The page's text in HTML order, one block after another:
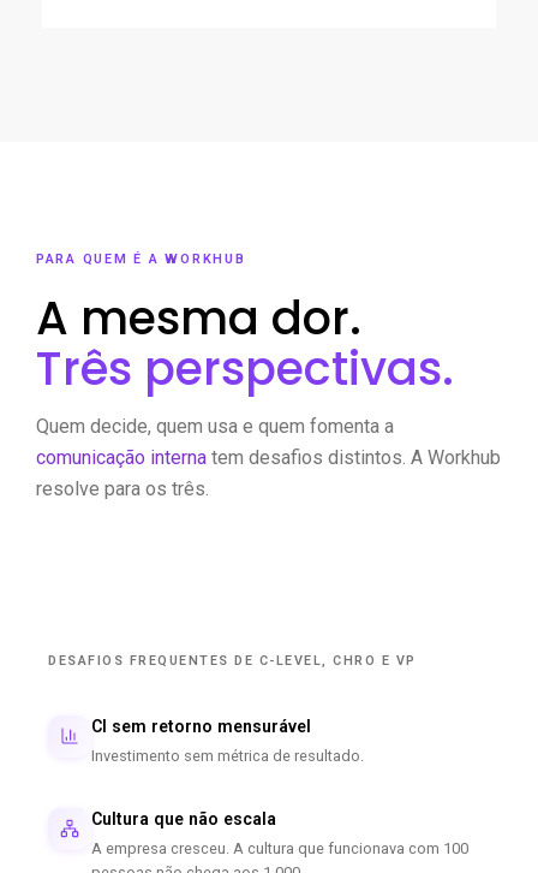
PARA QUEM É A WORKHUB
A mesma dor.
Três perspectivas.
Quem decide, quem usa e quem fomenta a
comunicação interna tem desafios distintos. A Workhub
resolve para os três.
DESAFIOS FREQUENTES DE C-LEVEL, CHRO E VP
CI sem retorno mensurável
Investimento sem métrica de resultado.
Cultura que não escala
A empresa cresceu. A cultura que funcionava com 100